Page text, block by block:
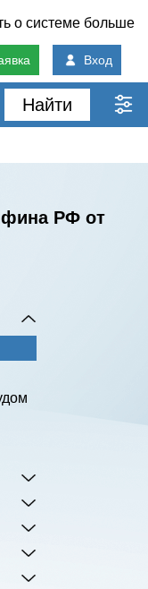
о системе больше
Вход
Найти
РФ от